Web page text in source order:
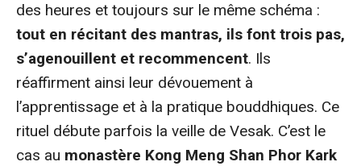
des heures et toujours sur le même schéma :
tout en récitant des mantras, ils font trois pas,
s’agenouillent et recommencent. Ils
réaffirment ainsi leur dévouement à
l’apprentissage et à la pratique bouddhiques. Ce
rituel débute parfois la veille de Vesak. C’est le
cas au monastère Kong Meng Shan Phor Kark